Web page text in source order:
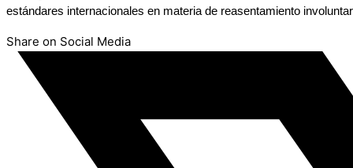
estándares internacionales en materia de reasentamiento
Share on Social Media